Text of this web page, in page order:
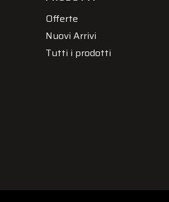
Offerte
Nuovi Arrivi
Tutti i prodotti